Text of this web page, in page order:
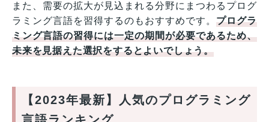
また、需要の拡大が見込まれる分野にまつわるプログ
ラミング言語を習得するのもおすすめです。プログラ
ミング言語の習得には一定の期間が必要であるため、
未来を見据えた選択をするとよいでしょう。
【2023年最新】人気のプログラミング